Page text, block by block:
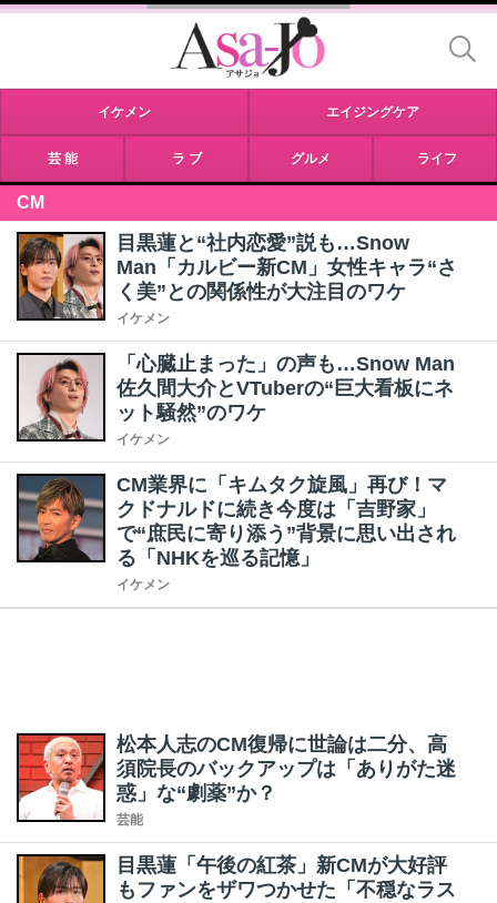
イケメン エイジングケア
芸 能 ラ ブ グルメ ライフ
CM
目黒蓮と“社内恋愛”説も…Snow
Man「カルビー新CM」女性キャラ“さ
く美”との関係性が大注目のワケ
イケメン
「心臓止まった」の声も…Snow Man
佐久間大介とVTuberの“巨大看板にネ
ット騒然”のワケ
イケメン
CM業界に「キムタク旋風」再び！マ
クドナルドに続き今度は「吉野家」
で“庶民に寄り添う”背景に思い出され
る「NHKを巡る記憶」
イケメン
松本人志のCM復帰に世論は二分、高
須院長のバックアップは「ありがた迷
惑」な“劇薬”か？
芸能
目黒蓮「午後の紅茶」新CMが大好評
もファンをザワつかせた「不穏なラス